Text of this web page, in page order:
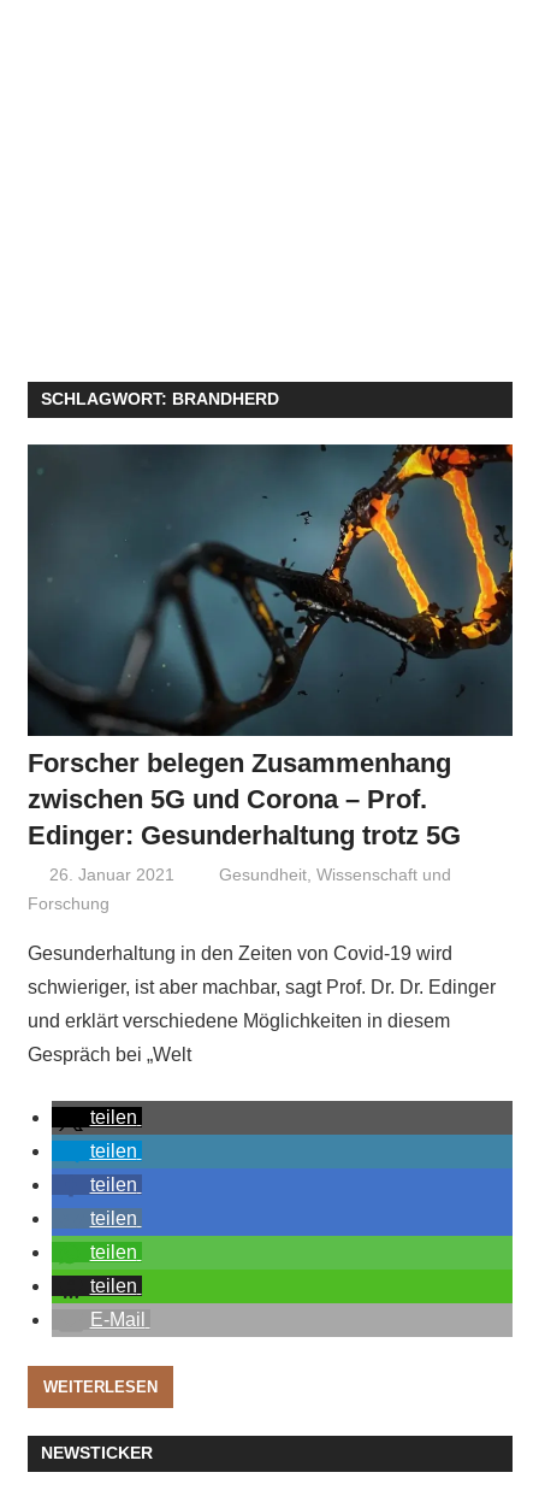
SCHLAGWORT: BRANDHERD
Forscher belegen Zusammenhang
zwischen 5G und Corona – Prof.
Edinger: Gesunderhaltung trotz 5G
26. Januar 2021 Niki Vogt
Gesundheit,Wissenschaft und
Forschung
Gesunderhaltung in den Zeiten von Covid-19 wird
schwieriger, ist aber machbar, sagt Prof. Dr. Dr. Edinger
und erklärt verschiedene Möglichkeiten in diesem
Gespräch bei „Welt
teilen
teilen
teilen
teilen
teilen
teilen
E-Mail
WEITERLESEN
NEWSTICKER